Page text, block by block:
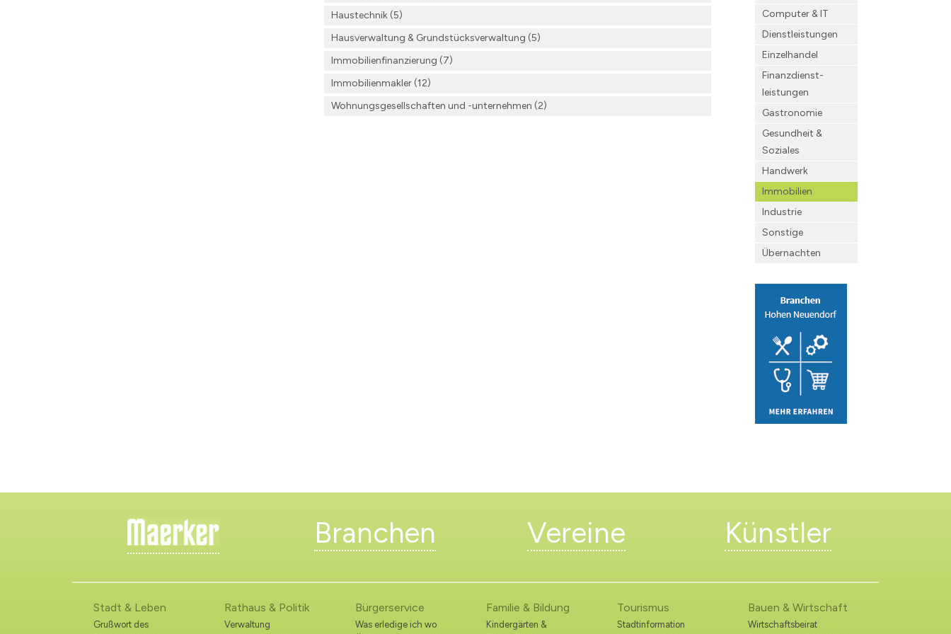
Altes Künstlerverzeichnis
Skulpturen Boulevard
Haustechnik (5)
Hausverwaltung & Grundstücksverwaltung (5)
Immobilienfinanzierung (7)
Immobilienmakler (12)
Wohnungsgesellschaften und -unternehmen (2)
Computer & IT
Dienstleistungen
Einzelhandel
Finanzdienst­
leistungen
Gastronomie
Gesundheit &
Soziales
Handwerk
Immobilien
Industrie
Sonstige
Übernachten
Branchen Vereine Künstler
Stadt & Leben
Grußwort des
Rathaus & Politik
Verwaltung
Bürgerservice
Was erledige ich wo
Familie & Bildung
Kindergärten &
Tourismus
Stadtinformation
Bauen & Wirtschaft
Wirtschaftsbeirat